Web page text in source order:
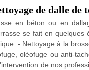
de dalle de
en béton ou en
se fait en
- Nettoyage à la
oléofuge ou anti-
de nos